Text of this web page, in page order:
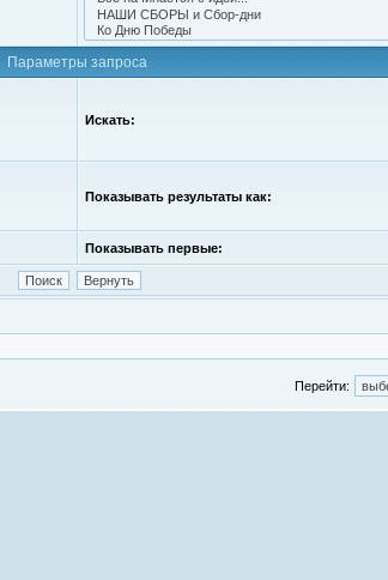
Параметры запроса
Искать:
Показывать результаты как:
Показывать первые:
Перейти: